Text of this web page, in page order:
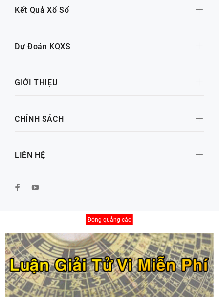
Đóng quảng cáo
Kết Quả Xổ Số
Dự Đoán KQXS
GIỚI THIỆU
CHÍNH SÁCH
LIÊN HỆ
© Copyright 2026 by Xố Số Đại Cát
BACK TO TOP